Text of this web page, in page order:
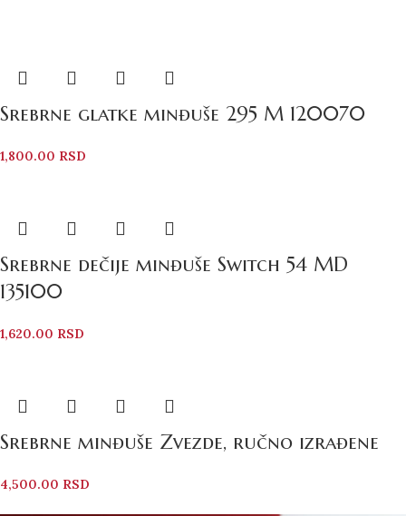
Srebrne glatke minđuše 295 M 120070
1,800.00 RSD
Srebrne dečije minđuše Switch 54 MD
135100
1,620.00 RSD
Srebrne minđuše Zvezde, ručno izrađene
4,500.00 RSD